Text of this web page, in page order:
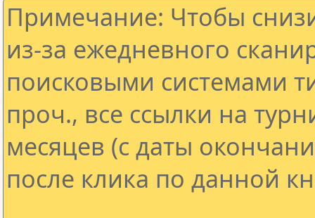
Примечание: Чтобы
из-за ежедневного
поисковыми системами
проч., все ссылки на
месяцев (с даты
после клика по данной